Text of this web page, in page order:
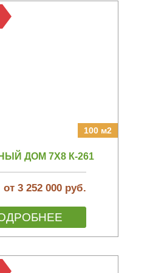
100 м2
ДОМ 7Х8 К-261
от 3 252 000 руб.